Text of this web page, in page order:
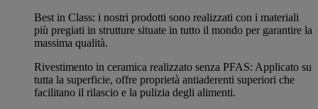
Best in Class: i nostri prodotti sono realizzati con i materiali
più pregiati in strutture situate in tutto il mondo per garantire la
massima qualità.
Rivestimento in ceramica realizzato senza PFAS: Applicato su
tutta la superficie, offre proprietà antiaderenti superiori che
facilitano il rilascio e la pulizia degli alimenti.